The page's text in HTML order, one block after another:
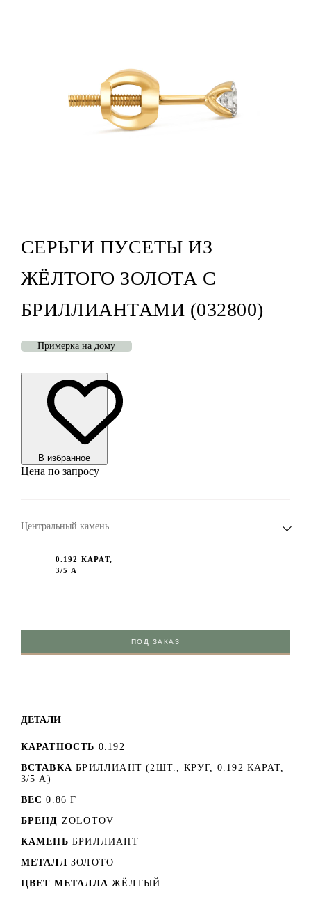
СЕРЬГИ ПУСЕТЫ ИЗ
ЖЁЛТОГО ЗОЛОТА С
БРИЛЛИАНТАМИ (032800)
Примерка на дому
В избранноe
Цена по запросу
Центральный камень
0.192 КАРАТ,
3/5 А
ПОД ЗАКАЗ
ДЕТАЛИ
КАРАТНОСТЬ 0.192
ВСТАВКА БРИЛЛИАНТ (2ШТ., КРУГ, 0.192 КАРАТ,
3/5 А)
ВЕС 0.86 Г
БРЕНД ZOLOTOV
КАМЕНЬ БРИЛЛИАНТ
МЕТАЛЛ ЗОЛОТО
ЦВЕТ МЕТАЛЛА ЖЁЛТЫЙ